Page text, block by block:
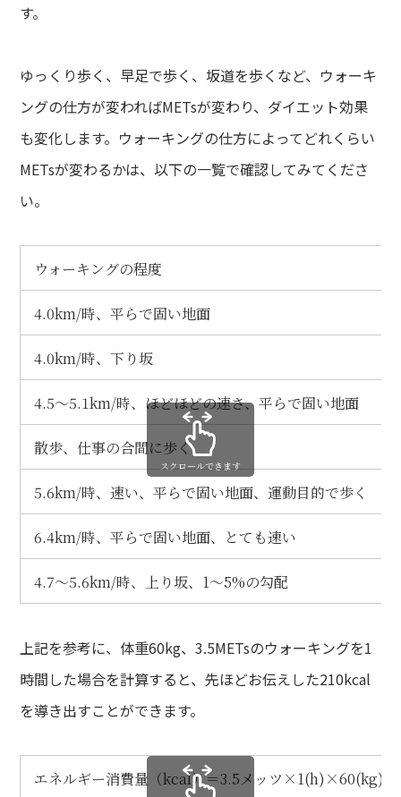
す。
ゆっくり歩く、早足で歩く、坂道を歩くなど、ウォーキ
ングの仕方が変わればMETsが変わり、ダイエット効果
も変化します。ウォーキングの仕方によってどれくらい
METsが変わるかは、以下の一覧で確認してみてくださ
い。
ウォーキングの程度
4.0km/時、平らで固い地面
4.0km/時、下り坂
4.5～5.1km/時、ほどほどの速さ、平らで固い地面
散歩、仕事の合間に歩く
5.6km/時、速い、平らで固い地面、運動目的で歩く
6.4km/時、平らで固い地面、とても速い
4.7～5.6km/時、上り坂、1～5%の勾配
スクロールできます
上記を参考に、体重60kg、3.5METsのウォーキングを1
時間した場合を計算すると、先ほどお伝えした210kcal
を導き出すことができます。
エネルギー消費量（kcal）＝3.5メッツ×1(h)×60(kg)